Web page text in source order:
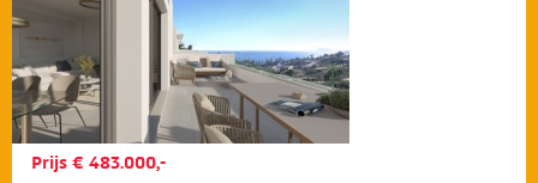
Prijs € 483.000,-